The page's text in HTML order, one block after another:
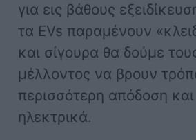
για εις βάθους
τα EVs παραμένουν
και σίγουρα θα δούμε
μέλλοντος να βρουν
περισσότερη απόδοση
ηλεκτρικά.